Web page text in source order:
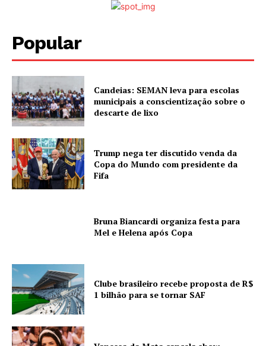
Popular
Candeias: SEMAN leva para escolas
municipais a conscientização sobre o
descarte de lixo
Trump nega ter discutido venda da
Copa do Mundo com presidente da
Fifa
Bruna Biancardi organiza festa para
Mel e Helena após Copa
Clube brasileiro recebe proposta de R$
1 bilhão para se tornar SAF